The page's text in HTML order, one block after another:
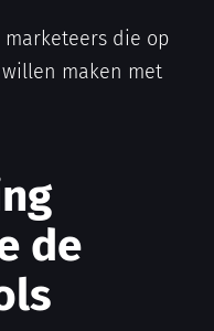
marketeers die op
maken met
de